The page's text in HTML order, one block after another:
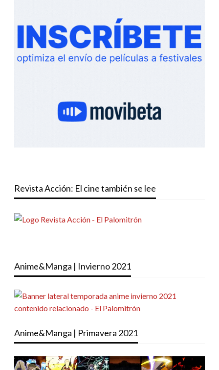
Revista Acción: El cine también se lee
Anime&Manga | Invierno 2021
Anime&Manga | Primavera 2021